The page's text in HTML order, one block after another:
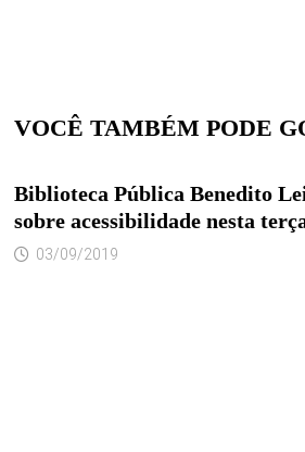
VOCÊ TAMBÉM PODE
Biblioteca Pública Benedito
sobre acessibilidade nesta
03/09/2019